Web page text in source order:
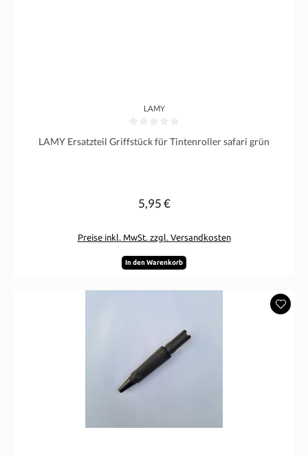
LAMY
LAMY Ersatzteil Griffstück für Tintenroller safari grün
Regulärer Preis:
5,95 €
Preise inkl. MwSt. zzgl. Versandkosten
In den Warenkorb